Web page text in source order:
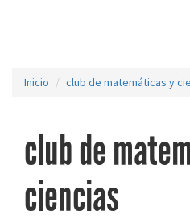
Inicio club de matemáticas y
club de
ciencias